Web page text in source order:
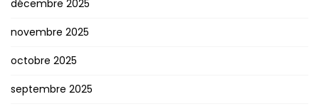
décembre 2025
novembre 2025
octobre 2025
septembre 2025